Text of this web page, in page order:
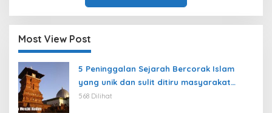
Most View Post
5 Peninggalan Sejarah Bercorak Islam
yang unik dan sulit ditiru masyarakat
modern
568 Dilihat